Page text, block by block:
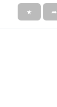
★ ➦